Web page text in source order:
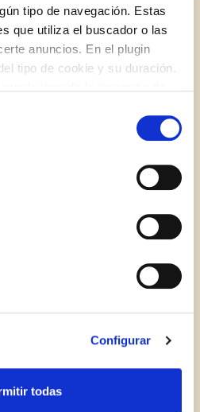
tipo de navegación. Estas
que utiliza el buscador o las
anuncios. En el plugin
tipo de cookie y su duración.
las cookies en el navegador.
notificación navegar en
Le informamos que aún
cookies de analytics, Google
Configurar
todas
RELACIONADAS
buena crema balsámica?
in with Google